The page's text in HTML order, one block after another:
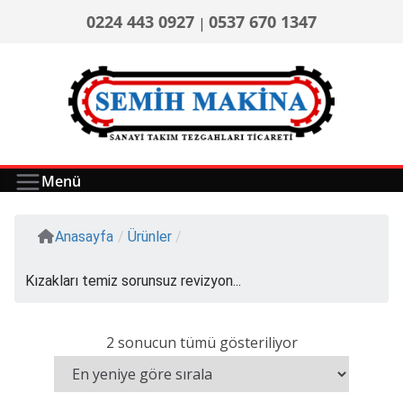
0224 443 0927 | 0537 670 1347
Menü
Anasayfa / Ürünler /
Kızakları temiz sorunsuz revizyon...
2 sonucun tümü gösteriliyor